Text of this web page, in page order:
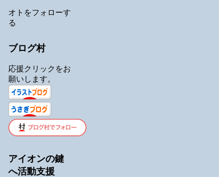
オトをフォローす
る
ブログ村
応援クリックをお
願いします。
アイオンの鍵
へ活動支援